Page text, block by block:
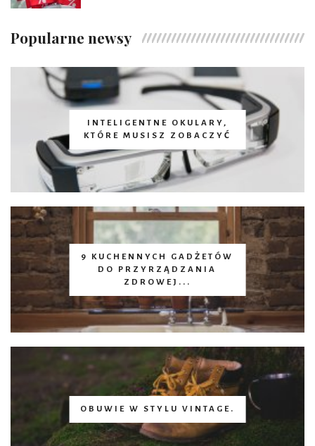
Popularne newsy
INTELIGENTNE OKULARY,
KTÓRE MUSISZ ZOBACZYĆ
9 KUCHENNYCH GADŻETÓW
DO PRZYRZĄDZANIA
ZDROWEJ...
OBUWIE W STYLU VINTAGE.